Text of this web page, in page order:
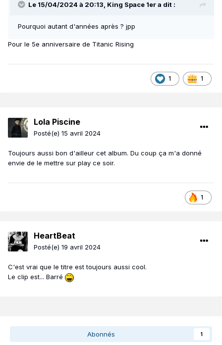
Le 15/04/2024 à 20:13, King Space 1era dit :
Pourquoi autant d'années après ? jpp
Pour le 5e anniversaire de Titanic Rising
1 1
Lola Piscine
Posté(e) 15 avril 2024
Toujours aussi bon d'ailleur cet album. Du coup ça m'a donné
envie de le mettre sur play ce soir.
1
HeartBeat
Posté(e) 19 avril 2024
C'est vrai que le titre est toujours aussi cool.
Le clip est... Barré
Abonnés 1